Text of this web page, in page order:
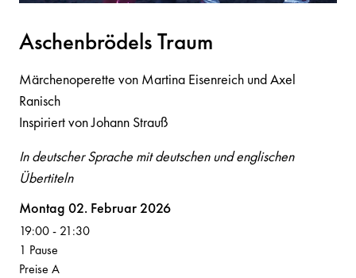
Aschenbrödels Traum
Märchenoperette von Martina Eisenreich und Axel
Ranisch
Inspiriert von Johann Strauß
In deutscher Sprache mit deutschen und englischen
Übertiteln
Volksoper
Montag 02. Februar 2026
19:00- 21:30
1 Pause
Preise A